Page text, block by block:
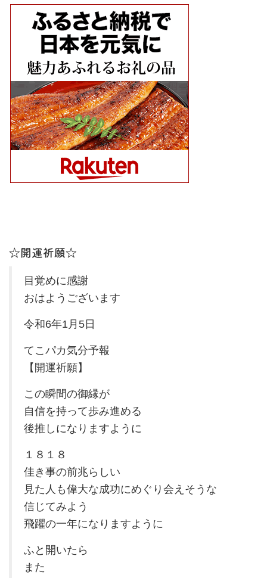
☆開運祈願☆
目覚めに感謝
おはようございます
令和6年1月5日
てこパカ気分予報
【開運祈願】
この瞬間の御縁が
自信を持って歩み進める
後推しになりますように
１８１８
佳き事の前兆らしい
見た人も偉大な成功にめぐり会えそうな
信じてみよう
飛躍の一年になりますように
ふと開いたら
また